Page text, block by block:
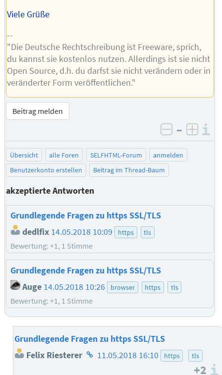
Viele Grüße
--
"Die Deutsche Rechtschreibung ist Freeware, sprich,
du kannst sie kostenlos nutzen. Allerdings ist sie nicht
Open Source, d.h. du darfst sie nicht verändern oder in
veränderter Form veröffentlichen."
Beitrag melden
negativ
–
Übersicht alle Foren SELFHTML-Forum
anmelden
Benutzerkonto erstellen
Beitrag im Thread-Baum
akzeptierte Antworten
Grundlegende Fragen zu https SSL/TLS
dedlfix 14.05.2018 10:09 https tls
Bewertung: +1, 1 Stimme
Grundlegende Fragen zu https SSL/TLS
Auge 14.05.2018 10:26 browser https tls
Bewertung: +1, 1 Stimme
Grundlegende Fragen zu https SSL/TLS
Felix Riesterer Homepage
11.05.2018 16:10 https tls
+2